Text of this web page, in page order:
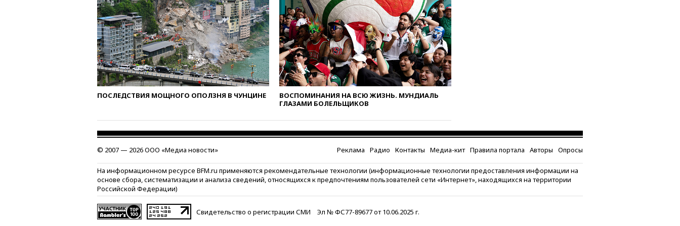
горение на складе в Брянске
ликвидировано
вчера, 18:55Минобороны
отчиталось об ударах по двум
украинским сухогрузам в
Черном море
вчера, 18:47Школьники из РФ
стали абсолютными
чемпионами на олимпиаде по
ИИ
вчера, 18:39Два человека
ВСУ по многоэтажке в Керчи
вчера, 18:25Беспилотник
атаковал турецкий сухогруз у
побережья Новороссийска
Китая и России вырос в этом
ПОСЛЕДСТВИЯ МОЩНОГО ОПОЛЗНЯ В ЧУНЦИНЕ
ВОСПОМИНАНИЯ НА ВСЮ ЖИЗНЬ. МУНДИАЛЬ
ГЛАЗАМИ БОЛЕЛЬЩИКОВ
© 2007 — 2026 ООО «Медиа новости» Реклама Радио Контакты Медиа-кит Правила портала Авторы Опросы
На информационном ресурсе BFM.ru применяются рекомендательные технологии (информационные технологии предоставления информации на
основе сбора, систематизации и анализа сведений, относящихся к предпочтениям пользователей сети «Интернет», находящихся на территории
Российской Федерации)
Свидетельство о регистрации СМИ Эл № ФС77-89677 от 10.06.2025 г.